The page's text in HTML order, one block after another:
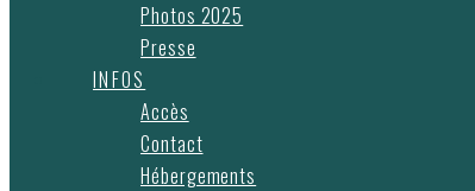
Photos 2025
Presse
INFOS
Accès
Contact
Hébergements